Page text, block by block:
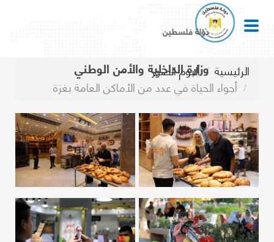
دولة فلسطين
وزارة الداخلية والأمن الوطني الرئيسية ألبوم الصور
أجواء الحياة في عدد من الأماكن العامة بغزة